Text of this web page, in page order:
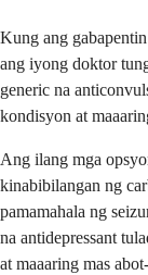
Kung ang
ang iyong doktor
generic na
kondisyon at
Ang ilang mga
kinabibilangan ng
pamamahala ng
na antidepressant
at maaaring mas